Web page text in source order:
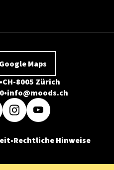
Maps
CH-8005 Zürich
info@moods.ch
Rechtliche Hinweise